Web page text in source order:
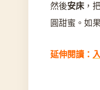
然後安床，
圓甜蜜。如
延伸閱讀：